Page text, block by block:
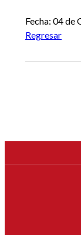
Fecha: 04 de
Regresar